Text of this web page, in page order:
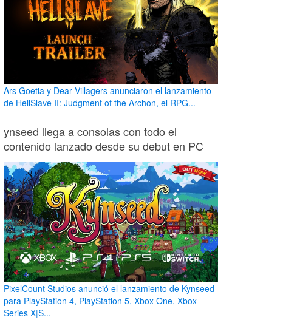
Ars Goetia y Dear Villagers anunciaron el lanzamiento
de HellSlave II: Judgment of the Archon, el RPG...
ynseed llega a consolas con todo el
contenido lanzado desde su debut en PC
PixelCount Studios anunció el lanzamiento de Kynseed
para PlayStation 4, PlayStation 5, Xbox One, Xbox
Series X|S...